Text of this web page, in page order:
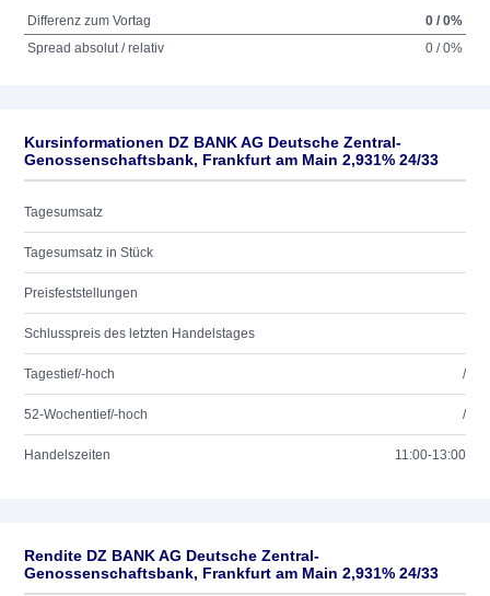
Differenz zum Vortag
0 / 0%
Spread absolut / relativ
0 / 0%
Kursinformationen DZ BANK AG Deutsche Zentral-
Genossenschaftsbank, Frankfurt am Main 2,931% 24/33
Tagesumsatz
Tagesumsatz in Stück
Preisfeststellungen
Schlusspreis des letzten Handelstages
Tagestief/-hoch /
52-Wochentief/-hoch /
Handelszeiten 11:00-13:00
Rendite DZ BANK AG Deutsche Zentral-
Genossenschaftsbank, Frankfurt am Main 2,931% 24/33